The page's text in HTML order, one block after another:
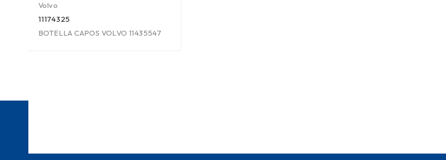
Volvo
11174325
BOTELLA CAPOS VOLVO 11435547